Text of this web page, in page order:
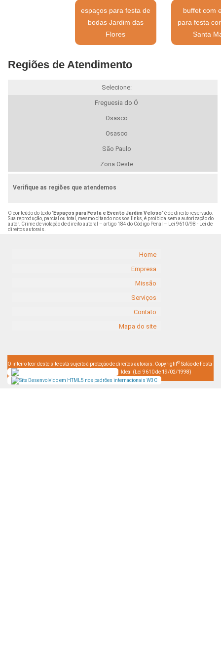
espaços para festa de
bodas Jardim das
Flores
buffet com
para festa
Santa
Regiões de Atendimento
Selecione:
Freguesia do Ó
Osasco
Osasco
São Paulo
Zona Oeste
Verifique as regiões que atendemos
O conteúdo do texto "Espaços para Festa e Evento Jardim Veloso" é de direito reservado.
Sua reprodução, parcial ou total, mesmo citando nossos links, é proibida sem a autorização do
autor. Crime de violação de direito autoral – artigo 184 do Código Penal –
Lei 9610/98 - Lei de
direitos autorais
Home
Empresa
Missão
Serviços
Contato
Mapa do site
O inteiro teor deste site está sujeito à proteção de direitos autorais. Copyright© Salão de Festa
Ideal (Lei 9610 de 19/02/1998)